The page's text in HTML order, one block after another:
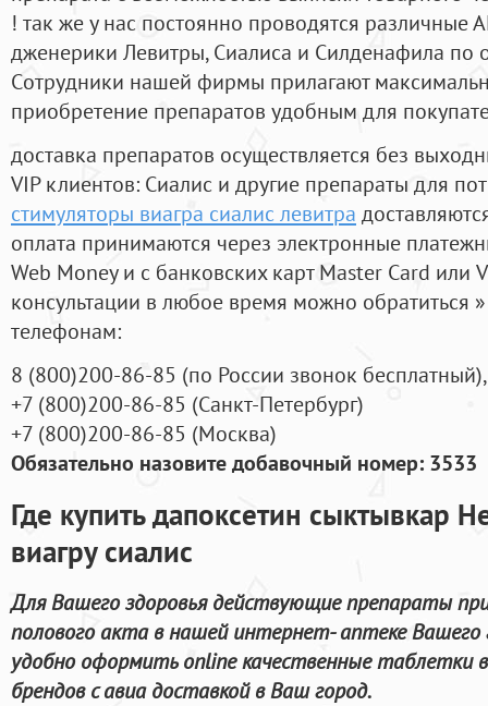
! так же у нас постоянно проводятся
дженерики Левитры, Сиалиса и Силденафила по
Cотрудники нашей фирмы прилагают
приобретение препаратов удобным для
доставка препаратов осуществляется без
VIP клиентов: Сиалис и другие препараты для
стимуляторы виагра сиалис левитра
оплата принимаются через электронные
Web Money и с банковских карт Master Card или
консультации в любое время можно обратиться
телефонам:
8 (800)200-86-85 (по России звонок бесплатный),
+7 (800)200-86-85 (Санкт-Петербург)
+7 (800)200-86-85 (Москва)
Обязательно назовите добавочный номер: 3533
Где купить дапоксетин сыктывкар
виагру сиалис
Для Вашего здоровья действующие препараты
полового акта в нашей интернет- аптеке Вашего
удобно оформить online качественные таблетки
брендов с авиа доставкой в Ваш город.